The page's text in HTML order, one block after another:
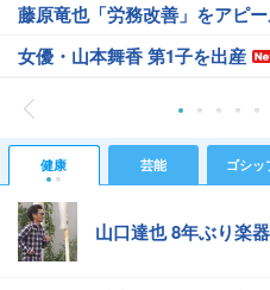
藤原竜也「労務改善」をアピ
女優・山本舞香 第1子を出産
健康 芸能 ゴシッ
山口達也 8年ぶり楽